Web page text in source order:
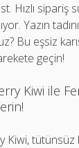
Hızlı sipariş
Yazın
Bu eşsiz
geçin!
Kiwi ile
Kiwi,